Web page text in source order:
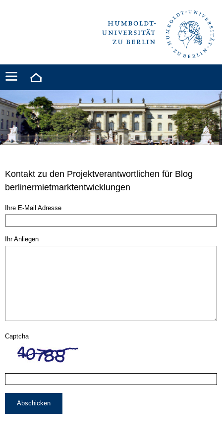
Kontakt zu den Projektverantwortlichen für Blog
berlinermietmarktentwicklungen
Ihre E-Mail Adresse
Ihr Anliegen
Captcha
Abschicken